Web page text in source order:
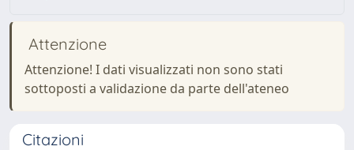
Attenzione
Attenzione! I dati visualizzati non sono stati
sottoposti a validazione da parte dell'ateneo
Citazioni